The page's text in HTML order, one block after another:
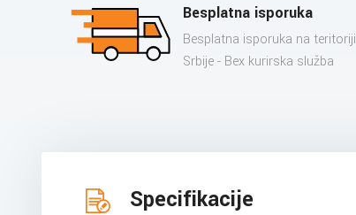
Besplatna isporuka
Besplatna isporuka na teritoriji
Srbije - Bex kurirska služba
Specifikacije